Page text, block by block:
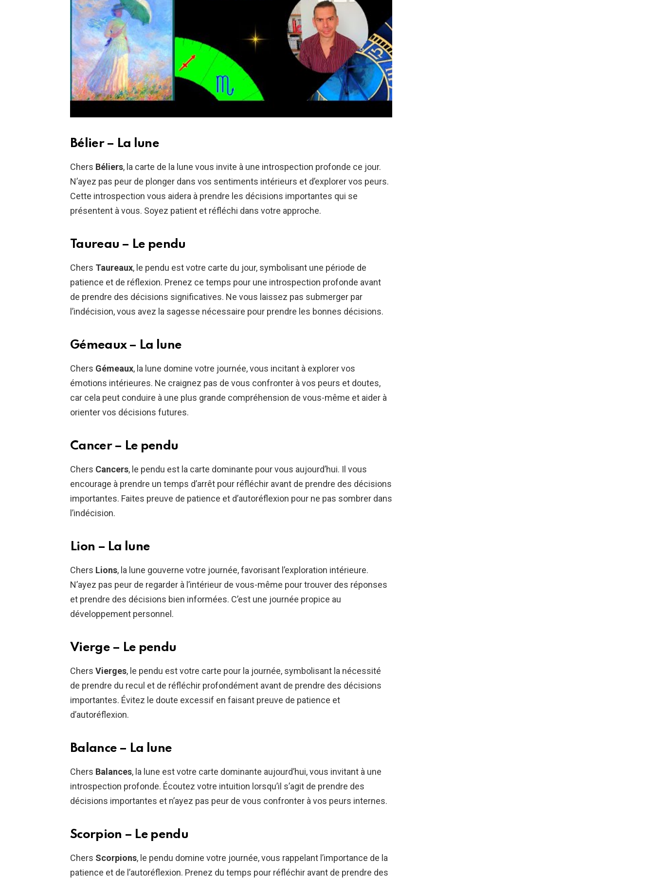
Bélier – La lune
Chers Béliers, la carte de la lune vous invite à une introspection profonde ce jour.
N’ayez pas peur de plonger dans vos sentiments intérieurs et d’explorer vos peurs.
Cette introspection vous aidera à prendre les décisions importantes qui se
présentent à vous. Soyez patient et réfléchi dans votre approche.
Taureau – Le pendu
Chers Taureaux, le pendu est votre carte du jour, symbolisant une période de
patience et de réflexion. Prenez ce temps pour une introspection profonde avant
de prendre des décisions significatives. Ne vous laissez pas submerger par
l’indécision, vous avez la sagesse nécessaire pour prendre les bonnes décisions.
Gémeaux – La lune
Chers Gémeaux, la lune domine votre journée, vous incitant à explorer vos
émotions intérieures. Ne craignez pas de vous confronter à vos peurs et doutes,
car cela peut conduire à une plus grande compréhension de vous-même et aider à
orienter vos décisions futures.
Cancer – Le pendu
Chers Cancers, le pendu est la carte dominante pour vous aujourd’hui. Il vous
encourage à prendre un temps d’arrêt pour réfléchir avant de prendre des décisions
importantes. Faites preuve de patience et d’autoréflexion pour ne pas sombrer dans
l’indécision.
Lion – La lune
Chers Lions, la lune gouverne votre journée, favorisant l’exploration intérieure.
N’ayez pas peur de regarder à l’intérieur de vous-même pour trouver des réponses
et prendre des décisions bien informées. C’est une journée propice au
développement personnel.
Vierge – Le pendu
Chers Vierges, le pendu est votre carte pour la journée, symbolisant la nécessité
de prendre du recul et de réfléchir profondément avant de prendre des décisions
importantes. Évitez le doute excessif en faisant preuve de patience et
d’autoréflexion.
Balance – La lune
Chers Balances, la lune est votre carte dominante aujourd’hui, vous invitant à une
introspection profonde. Écoutez votre intuition lorsqu’il s’agit de prendre des
décisions importantes et n’ayez pas peur de vous confronter à vos peurs internes.
Scorpion – Le pendu
Chers Scorpions, le pendu domine votre journée, vous rappelant l’importance de la
patience et de l’autoréflexion. Prenez du temps pour réfléchir avant de prendre des